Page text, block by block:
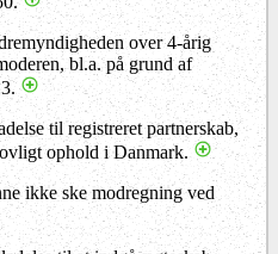
over 4-årig
bl.a. på grund af
til registreret partnerskab,
ophold i Danmark.
ikke ske modregning ved